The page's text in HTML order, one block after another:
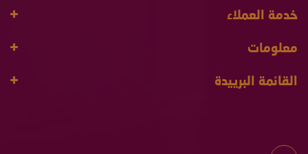
خدمة العملاء
معلومات
القائمة البرييدة